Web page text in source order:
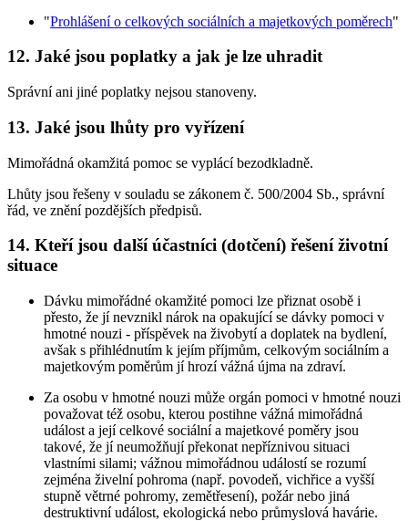
"Prohlášení o celkových sociálních a majetkových poměrech"
12. Jaké jsou poplatky a jak je lze uhradit
Správní ani jiné poplatky nejsou stanoveny.
13. Jaké jsou lhůty pro vyřízení
Mimořádná okamžitá pomoc se vyplácí bezodkladně.
Lhůty jsou řešeny v souladu se zákonem č. 500/2004 Sb., správní
řád, ve znění pozdějších předpisů.
14. Kteří jsou další účastníci (dotčení) řešení životní
situace
Dávku mimořádné okamžité pomoci lze přiznat osobě i
přesto, že jí nevznikl nárok na opakující se dávky pomoci v
hmotné nouzi - příspěvek na živobytí a doplatek na bydlení,
avšak s přihlédnutím k jejím příjmům, celkovým sociálním a
majetkovým poměrům jí hrozí vážná újma na zdraví.
Za osobu v hmotné nouzi může orgán pomoci v hmotné nouzi
považovat též osobu, kterou postihne vážná mimořádná
událost a její celkové sociální a majetkové poměry jsou
takové, že jí neumožňují překonat nepříznivou situaci
vlastními silami; vážnou mimořádnou událostí se rozumí
zejména živelní pohroma (např. povodeň, vichřice a vyšší
stupně větrné pohromy, zemětřesení), požár nebo jiná
destruktivní událost, ekologická nebo průmyslová havárie.